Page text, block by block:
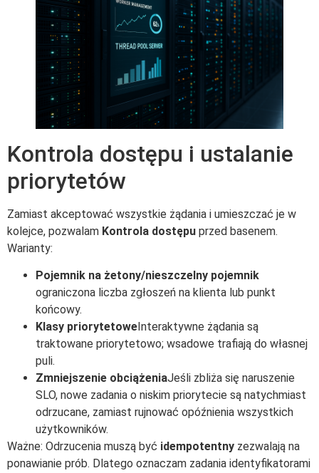
Kontrola dostępu i ustalanie
priorytetów
Zamiast akceptować wszystkie żądania i umieszczać je w
kolejce, pozwalam Kontrola dostępu przed basenem.
Warianty:
Pojemnik na żetony/nieszczelny pojemnik
ograniczona liczba zgłoszeń na klienta lub punkt
końcowy.
Klasy priorytetoweInteraktywne żądania są
traktowane priorytetowo; wsadowe trafiają do własnej
puli.
Zmniejszenie obciążeniaJeśli zbliża się naruszenie
SLO, nowe zadania o niskim priorytecie są natychmiast
odrzucane, zamiast rujnować opóźnienia wszystkich
użytkowników.
Ważne: Odrzucenia muszą być idempotentny zezwalają na
ponawianie prób. Dlatego oznaczam zadania identyfikatorami